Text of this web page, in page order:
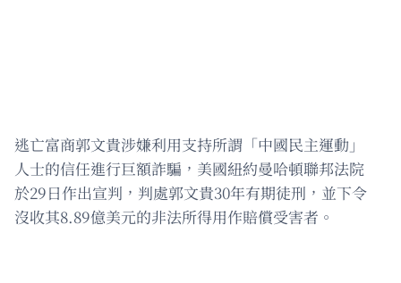
逃亡富商郭文貴涉嫌利用支持所謂「中國民主運動」
人士的信任進行巨額詐騙，美國紐約曼哈頓聯邦法院
於29日作出宣判，判處郭文貴30年有期徒刑，並下令
沒收其8.89億美元的非法所得用作賠償受害者。